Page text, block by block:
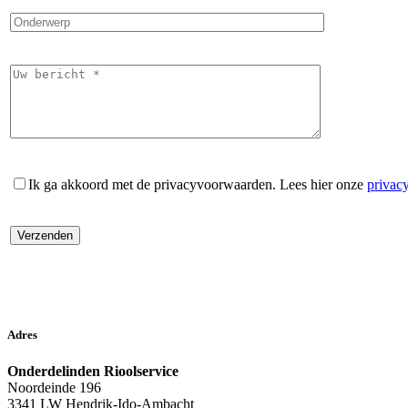
Ik ga akkoord met de privacyvoorwaarden. Lees hier onze
Adres
Onderdelinden Rioolservice
Noordeinde 196
3341 LW Hendrik-Ido-Ambacht